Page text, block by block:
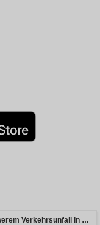
Drei junge Menschen sterben bei schwerem Verkehrsunfall in Rheinland-Pfalz